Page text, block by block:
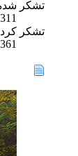
تشکر
تشکر